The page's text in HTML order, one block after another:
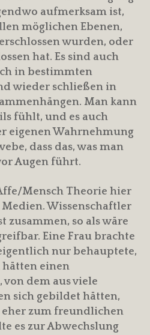
aufmerksam ist,
möglichen Ebenen,
wurden, oder
hat. Es sind auch
in bestimmten
wieder schließen in
Man kann
fühlt, und es auch
eigenen Wahrnehmung
dass das, was man
Augen führt.
Mensch Theorie hier
Wissenschaftler
zusammen, so als wäre
Eine Frau brachte
nur behauptete,
hätten einen
von dem aus viele
sich gebildet hätten,
zum freundlichen
es zur Abwechslung